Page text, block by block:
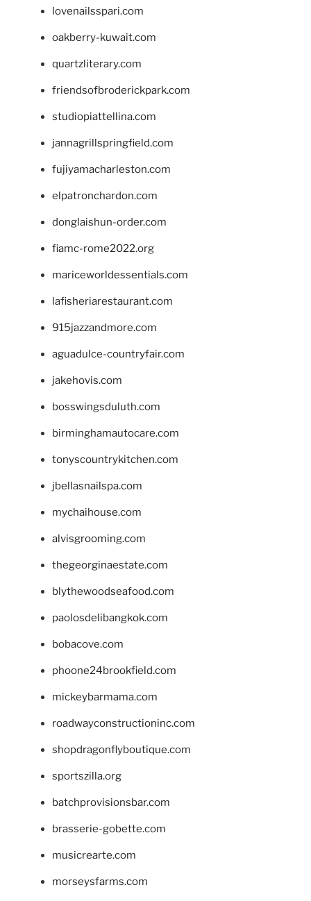
lovenailsspari.com
oakberry-kuwait.com
quartzliterary.com
friendsofbroderickpark.com
studiopiattellina.com
jannagrillspringfield.com
fujiyamacharleston.com
elpatronchardon.com
donglaishun-order.com
fiamc-rome2022.org
mariceworldessentials.com
lafisheriarestaurant.com
915jazzandmore.com
aguadulce-countryfair.com
jakehovis.com
bosswingsduluth.com
birminghamautocare.com
tonyscountrykitchen.com
jbellasnailspa.com
mychaihouse.com
alvisgrooming.com
thegeorginaestate.com
blythewoodseafood.com
paolosdelibangkok.com
bobacove.com
phoone24brookfield.com
mickeybarmama.com
roadwayconstructioninc.com
shopdragonflyboutique.com
sportszilla.org
batchprovisionsbar.com
brasserie-gobette.com
musicrearte.com
morseysfarms.com